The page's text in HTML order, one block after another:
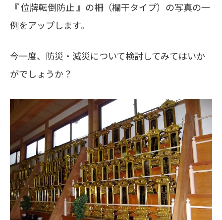
『 位牌転倒防止 』の柵（欄干タイプ）の写真の一
例をアップします。
今一度、防災・減災について検討してみてはいか
がでしょうか？